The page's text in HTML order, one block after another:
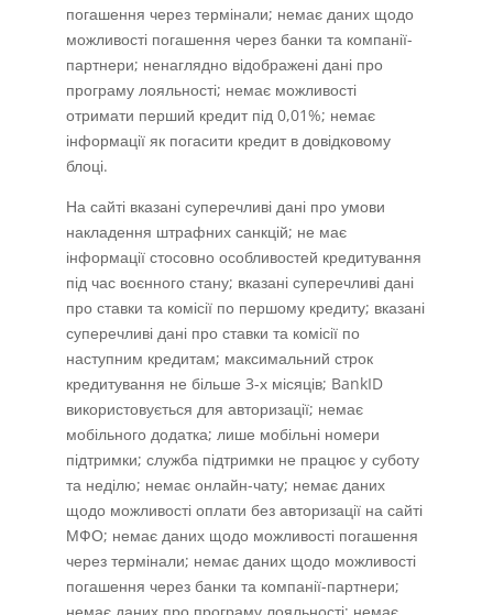
погашення через термінали; немає даних щодо
можливості погашення через банки та компанії-
партнери; ненаглядно відображені дані про
програму лояльності; немає можливості
отримати перший кредит під 0,01%; немає
інформації як погасити кредит в довідковому
блоці.
На сайті вказані суперечливі дані про умови
накладення штрафних санкцій; не має
інформації стосовно особливостей кредитування
під час воєнного стану; вказані суперечливі дані
про ставки та комісії по першому кредиту; вказані
суперечливі дані про ставки та комісії по
наступним кредитам; максимальний строк
кредитування не більше 3-х місяців; BankID
використовується для авторизації; немає
мобільного додатка; лише мобільні номери
підтримки; служба підтримки не працює у суботу
та неділю; немає онлайн-чату; немає даних
щодо можливості оплати без авторизації на сайті
МФО; немає даних щодо можливості погашення
через термінали; немає даних щодо можливості
погашення через банки та компанії-партнери;